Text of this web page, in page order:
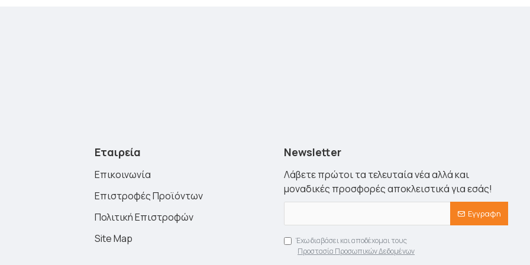
Εταιρεία
Επικοινωνία
Επιστροφές Προϊόντων
Πολιτική Επιστροφών
Site Map
Newsletter
Λάβετε πρώτοι τα τελευταία νέα αλλά και
μοναδικές προσφορές αποκλειστικά για εσάς!
Εγγραφη
Έχω διαβάσει και αποδέχομαι τους
Προστασία Προσωπικών Δεδομένων